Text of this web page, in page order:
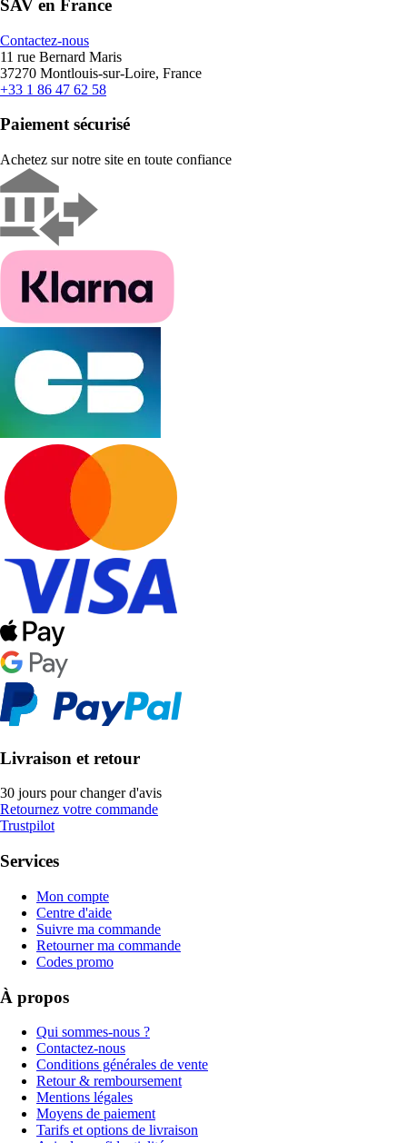
SAV en France
Contactez-nous
11 rue Bernard Maris
37270 Montlouis-sur-Loire, France
+33 1 86 47 62 58
Paiement sécurisé
Achetez sur notre site en toute confiance
Livraison et retour
30 jours pour changer d'avis
Retournez votre commande
Trustpilot
Services
Mon compte
Centre d'aide
Suivre ma commande
Retourner ma commande
Codes promo
À propos
Qui sommes-nous ?
Contactez-nous
Conditions générales de vente
Retour & remboursement
Mentions légales
Moyens de paiement
Tarifs et options de livraison